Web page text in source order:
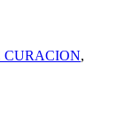
CURACION,